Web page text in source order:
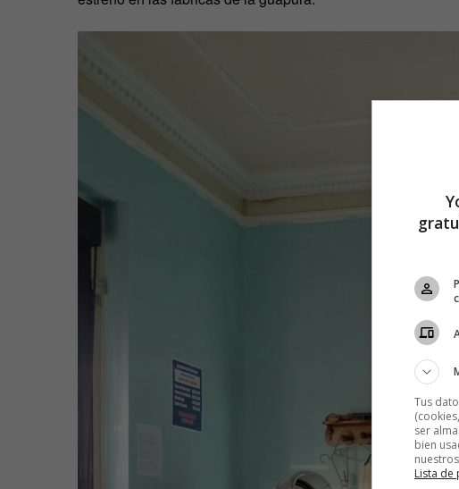
Tus
ser
bien
Lista de